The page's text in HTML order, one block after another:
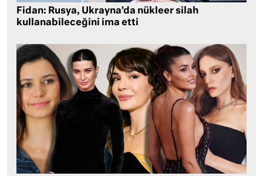
Fidan: Rusya, Ukrayna’da nükleer silah
kullanabileceğini ima etti